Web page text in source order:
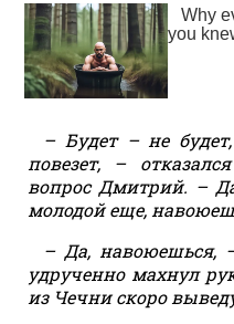
– Будет – не
повезет, –
вопрос Дмитрий. –
молодой еще,
– Да, навоюешься,
удрученно махнул
из Чечни скоро